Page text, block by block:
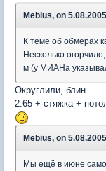
Mebius, on
К теме об обмерах
Несколько
м (у МИАНа
Округлили, блин...
2.65 + стяжка +
Mebius, on
Мы ещё в июне